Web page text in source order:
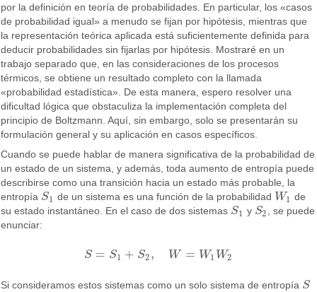
por la definición en teoría de probabilidades. En particular, los «casos
de probabilidad igual» a menudo se fijan por hipótesis, mientras que
la representación teórica aplicada está suficientemente definida para
deducir probabilidades sin fijarlas por hipótesis. Mostraré en un
trabajo separado que, en las consideraciones de los procesos
térmicos, se obtiene un resultado completo con la llamada
«probabilidad estadística». De esta manera, espero resolver una
dificultad lógica que obstaculiza la implementación completa del
principio de Boltzmann. Aquí, sin embargo, solo se presentarán su
formulación general y su aplicación en casos específicos.
Cuando se puede hablar de manera significativa de la probabilidad de
un estado de un sistema, y además, toda aumento de entropía puede
describirse como una transición hacia un estado más probable, la
entropía S1
S1 de un sistema es una función de la probabilidad W1
W1 de
su estado instantáneo. En el caso de dos sistemas S1
S1 y S2
S2, se puede
enunciar:
S = S1 + S2 , W = W1 W2
S =S1 +S2 =W 1W 2
Si consideramos estos sistemas como un solo sistema de entropía S
S